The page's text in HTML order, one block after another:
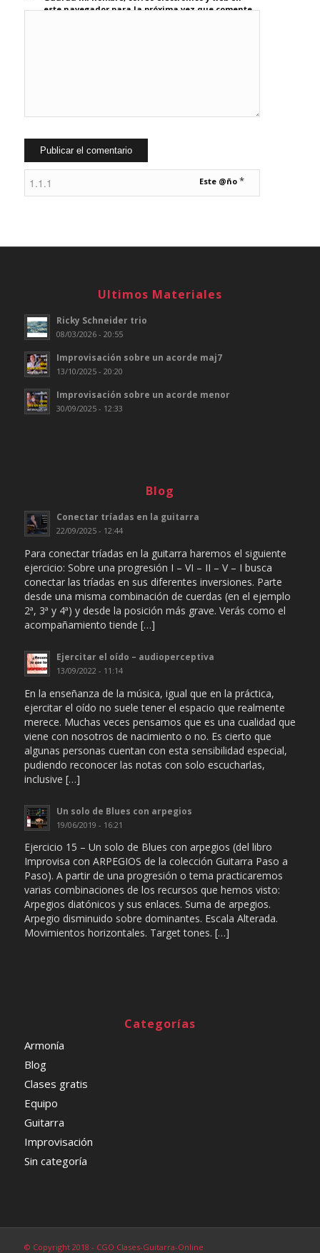
este navegador para la próxima vez que comente.
Este @ño *
Ultimos Materiales
Ricky Schneider trio
08/03/2026 - 20:55
Improvisación sobre un acorde maj7
13/10/2025 - 20:20
Improvisación sobre un acorde menor
30/09/2025 - 12:33
Blog
Conectar tríadas en la guitarra
22/09/2025 - 12:44
Para conectar tríadas en la guitarra haremos el siguiente
ejercicio: Sobre una progresión I – VI – II – V – I busca
conectar las tríadas en sus diferentes inversiones. Parte
desde una misma combinación de cuerdas (en el ejemplo
2ª, 3ª y 4ª) y desde la posición más grave. Verás como el
acompañamiento tiende […]
Ejercitar el oído – audioperceptiva
13/09/2022 - 11:14
En la enseñanza de la música, igual que en la práctica,
ejercitar el oído no suele tener el espacio que realmente
merece. Muchas veces pensamos que es una cualidad que
viene con nosotros de nacimiento o no. Es cierto que
algunas personas cuentan con esta sensibilidad especial,
pudiendo reconocer las notas con solo escucharlas,
inclusive […]
Un solo de Blues con arpegios
19/06/2019 - 16:21
Ejercicio 15 – Un solo de Blues con arpegios (del libro
Improvisa con ARPEGIOS de la colección Guitarra Paso a
Paso). A partir de una progresión o tema practicaremos
varias combinaciones de los recursos que hemos visto:
Arpegios diatónicos y sus enlaces. Suma de arpegios.
Arpegio disminuido sobre dominantes. Escala Alterada.
Movimientos horizontales. Target tones. […]
Categorías
Armonía
Blog
Clases gratis
Equipo
Guitarra
Improvisación
Sin categoría
© Copyright 2018 - CGO Clases-Guitarra-Online